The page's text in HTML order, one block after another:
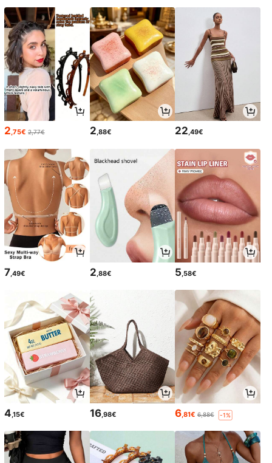
2,75€ 2,77€ 2,88€ 22,49€
7 ,49€ 2 ,88€ 5 ,58€
4,15€ 16,98€ 6,81€ 6,88€ -1%